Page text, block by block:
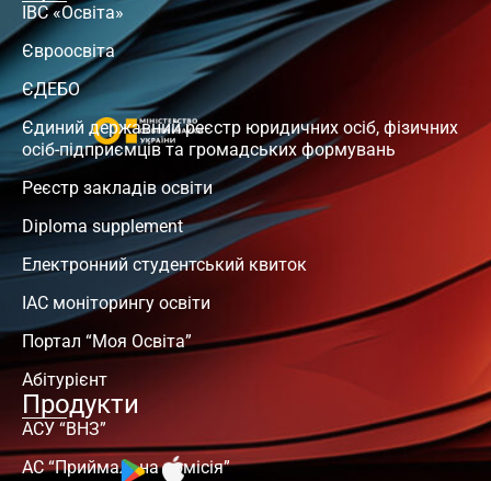
ІВС «Освіта»
Євроосвіта
ЄДЕБО
Єдиний державний реєстр юридичних осіб, фізичних
осіб-підприємців та громадських формувань
Реєстр закладів освіти
Diploma supplement
Електронний студентський квиток
ІАС моніторингу освіти
Портал “Моя Освіта”
Абітурієнт
Продукти
АСУ “ВНЗ”
АС “Приймальна комісія”